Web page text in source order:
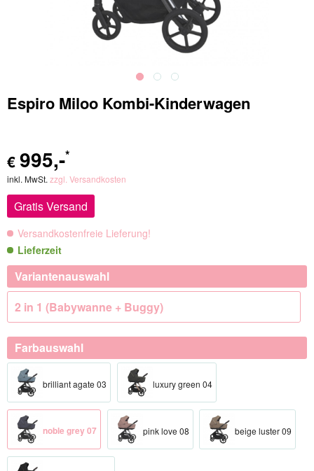
Espiro Miloo Kombi-Kinderwagen
€ 995,-*
inkl. MwSt. zzgl. Versandkosten
Gratis Versand
Versandkostenfreie Lieferung!
Lieferzeit
Variantenauswahl
2 in 1 (Babywanne + Buggy)
Farbauswahl
brilliant agate 03 luxury green 04
noble grey 07 pink love 08 beige luster 09